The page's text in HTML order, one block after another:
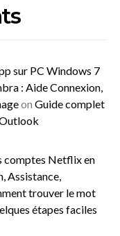
sur PC Windows 7
: Aide Connexion,
on Guide complet
comptes Netflix en
Assistance,
trouver le mot
étapes faciles